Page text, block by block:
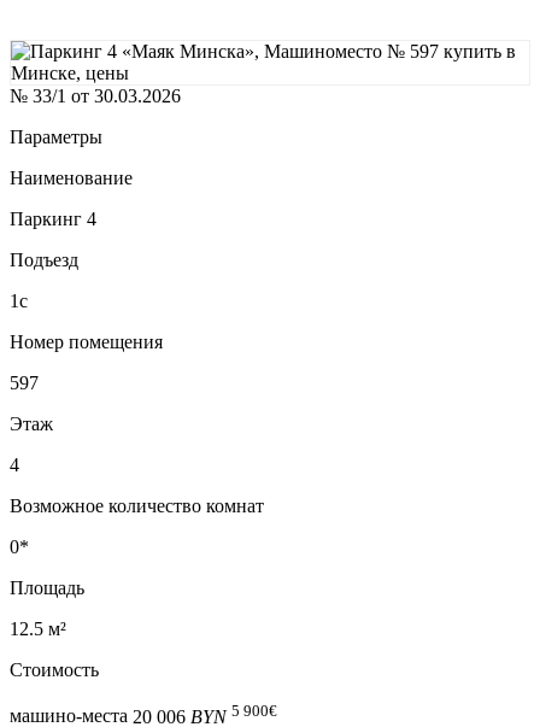
№ 33/1 от 30.03.2026
Параметры
Наименование
Паркинг 4
Подъезд
1с
Номер помещения
597
Этаж
4
Возможное количество комнат
0*
Площадь
12.5 м²
Стоимость
машино-места 20 006 BYN 5 900€